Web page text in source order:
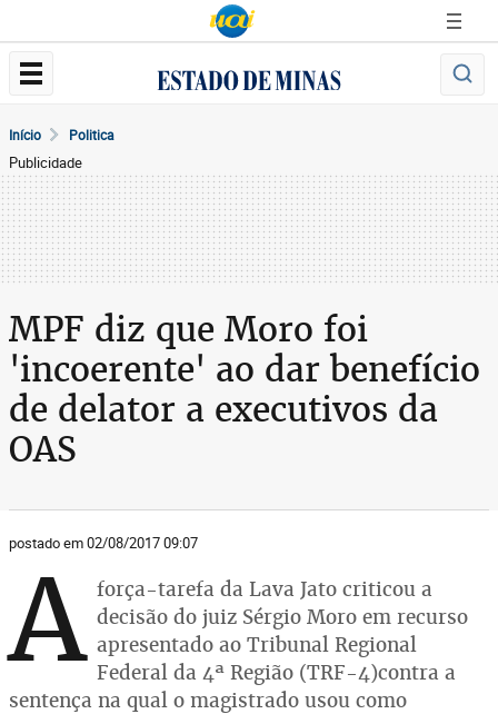
Início Politica
Publicidade
MPF diz que Moro foi
'incoerente' ao dar benefício
de delator a executivos da
OAS
postado em 02/08/2017 09:07
A força-tarefa da Lava Jato criticou a
decisão do juiz Sérgio Moro em recurso
apresentado ao Tribunal Regional
Federal da 4ª Região (TRF-4)contra a
sentença na qual o magistrado usou como